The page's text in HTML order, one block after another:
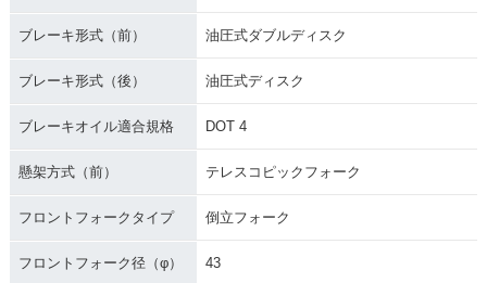
ブレーキ形式（前） 油圧式ダブルディスク
ブレーキ形式（後） 油圧式ディスク
ブレーキオイル適合規格 DOT 4
懸架方式（前） テレスコピックフォーク
フロントフォークタイプ 倒立フォーク
フロントフォーク径（φ） 43